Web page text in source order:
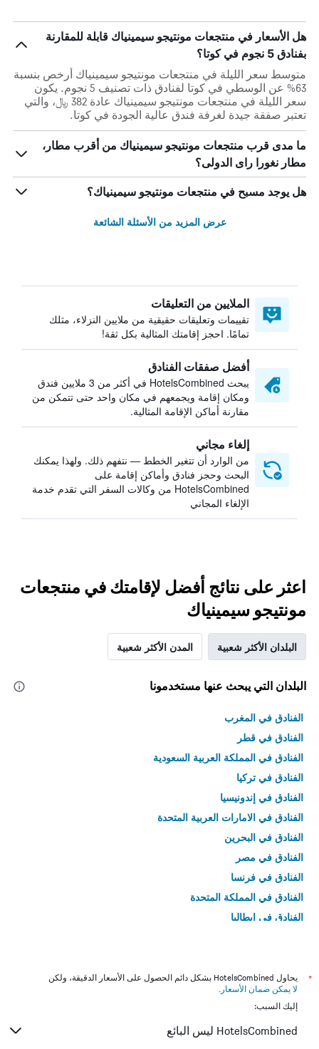
هل الأسعار في منتجعات مونتيجو سيمينياك قابلة للمقارنة
بفنادق 5 نجوم في كوتا؟
متوسط سعر الليلة في منتجعات مونتيجو سيمينياك أرخص بنسبة
63% عن الوسطي في كوتا لفنادق ذات تصنيف 5 نجوم. يكون
سعر الليلة في منتجعات مونتيجو سيمينياك عادة 382 ﷼، والتي
تعتبر صفقة جيدة لغرفة فندق عالية الجودة في كوتا.
ما مدى قرب منتجعات مونتيجو سيمينياك من أقرب مطار،
مطار نغورا راى الدولى؟
هل يوجد مسبح في منتجعات مونتيجو سيمينياك؟
عرض المزيد من الأسئلة الشائعة
الملايين من التعليقات
تقييمات وتعليقات حقيقية من ملايين النزلاء، مثلك
تمامًا. احجز إقامتك المثالية بكل ثقة!
أفضل صفقات الفنادق
يبحث HotelsCombined في أكثر من 3 ملايين فندق
ومكان إقامة ويجمعهم في مكان واحد حتى تتمكن من
مقارنة أماكن الإقامة المثالية.
إلغاء مجاني
من الوارد أن تتغير الخطط — نتفهم ذلك. ولهذا يمكنك
البحث وحجز فنادق وأماكن إقامة على
HotelsCombined من وكالات السفر التي تقدم خدمة
الإلغاء المجاني
اعثر على نتائج أفضل لإقامتك في منتجعات
مونتيجو سيمينياك
البلدان الأكثر شعبية المدن الأكثر شعبية
البلدان التي يبحث عنها مستخدمونا
الفنادق في المغرب
الفنادق في قطر
الفنادق في المملكة العربية السعودية
الفنادق في تركيا
الفنادق في إندونيسيا
الفنادق في الامارات العربية المتحدة
الفنادق في البحرين
الفنادق في مصر
الفنادق في فرنسا
الفنادق في المملكة المتحدة
الفنادق في إيطاليا
*
يحاول HotelsCombined بشكل دائم الحصول على الأسعار الدقيقة، ولكن
لا يمكن ضمان الأسعار .
إليك السبب:
HotelsCombined ليس البائع